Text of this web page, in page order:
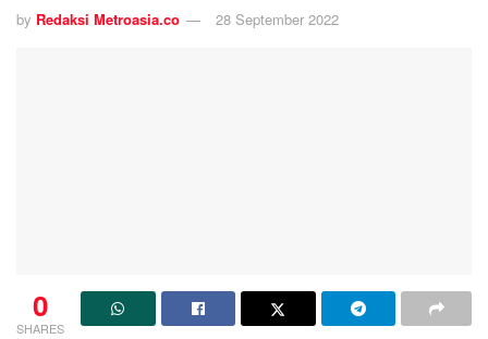
by Redaksi Metroasia.co 28 September 2022
0
SHARES